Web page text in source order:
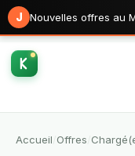
J Nouvelles offres au
Accueil Offres